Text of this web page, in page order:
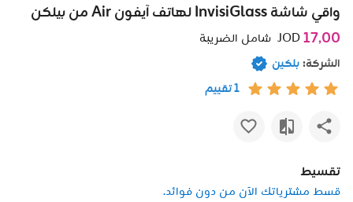
واقي شاشة InvisiGlass لهاتف آيفون Air من بيلكن
17٫00
شامل الضريبة
الشركة:بلكين
1 تقييم
تقسيط
قسط مشترياتك الآن من دون فوائد.